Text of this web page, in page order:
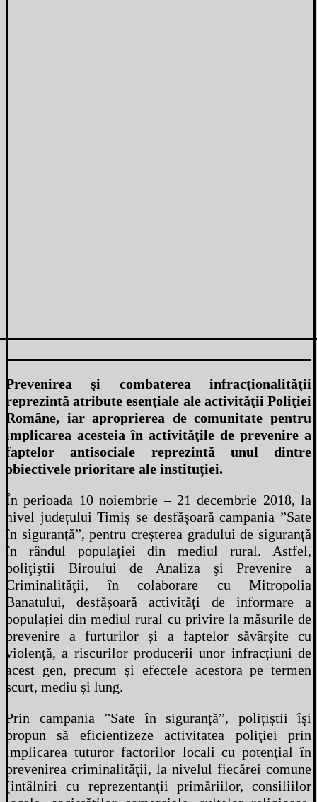
Prevenirea şi combaterea infracţionalităţii
reprezintă atribute esenţiale ale activităţii Poliţiei
Române, iar aproprierea de comunitate pentru
implicarea acesteia în activităţile de prevenire a
faptelor antisociale reprezintă unul dintre
obiectivele prioritare ale instituției.
În perioada 10 noiembrie – 21 decembrie 2018, la
nivel județului Timiș se desfășoară campania ”Sate
în siguranță”, pentru creșterea gradului de siguranță
în rândul populației din mediul rural. Astfel,
poliţiştii Biroului de Analiza şi Prevenire a
Criminalităţii, în colaborare cu Mitropolia
Banatului, desfășoară activități de informare a
populației din mediul rural cu privire la măsurile de
prevenire a furturilor și a faptelor săvârșite cu
violență, a riscurilor producerii unor infracțiuni de
acest gen, precum și efectele acestora pe termen
scurt, mediu și lung.
Prin campania ”Sate în siguranță”, polițiștii îşi
propun să eficientizeze activitatea poliţiei prin
implicarea tuturor factorilor locali cu potenţial în
prevenirea criminalităţii, la nivelul fiecărei comune
(intâlniri cu reprezentanţii primăriilor, consiliilor